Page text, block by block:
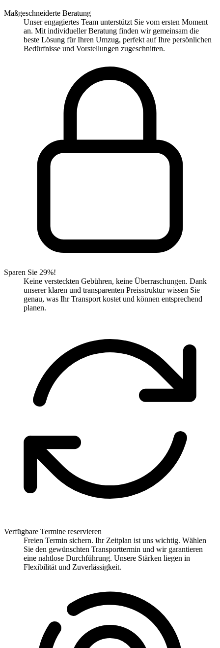
Maßgeschneiderte Beratung
Unser engagiertes Team unterstützt Sie vom ersten Moment
an. Mit individueller Beratung finden wir gemeinsam die
beste Lösung für Ihren Umzug, perfekt auf Ihre persönlichen
Bedürfnisse und Vorstellungen zugeschnitten.
Sparen Sie 29%!
Keine versteckten Gebühren, keine Überraschungen. Dank
unserer klaren und transparenten Preisstruktur wissen Sie
genau, was Ihr Transport kostet und können entsprechend
planen.
Verfügbare Termine reservieren
Freien Termin sichern. Ihr Zeitplan ist uns wichtig. Wählen
Sie den gewünschten Transporttermin und wir garantieren
eine nahtlose Durchführung. Unsere Stärken liegen in
Flexibilität und Zuverlässigkeit.